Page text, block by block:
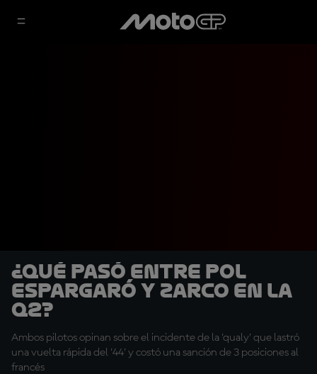
¿Qué pasó entre Pol
Espargaró y Zarco en la
Q2?
Ambos pilotos opinan sobre el incidente de la 'qualy' que lastró
una vuelta rápida del '44' y costó una sanción de 3 posiciones al
francés